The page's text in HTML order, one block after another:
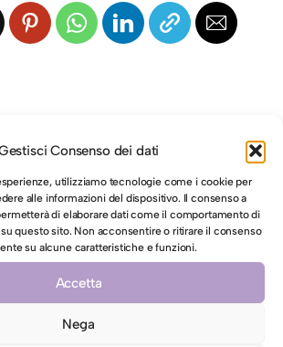
Consenso dei dati
utilizziamo tecnologie come i cookie per
alle informazioni del dispositivo. Il consenso a
di elaborare dati come il comportamento di
questo sito. Non acconsentire o ritirare il consenso
su alcune caratteristiche e funzioni.
Accetta
Nega
un commento
*